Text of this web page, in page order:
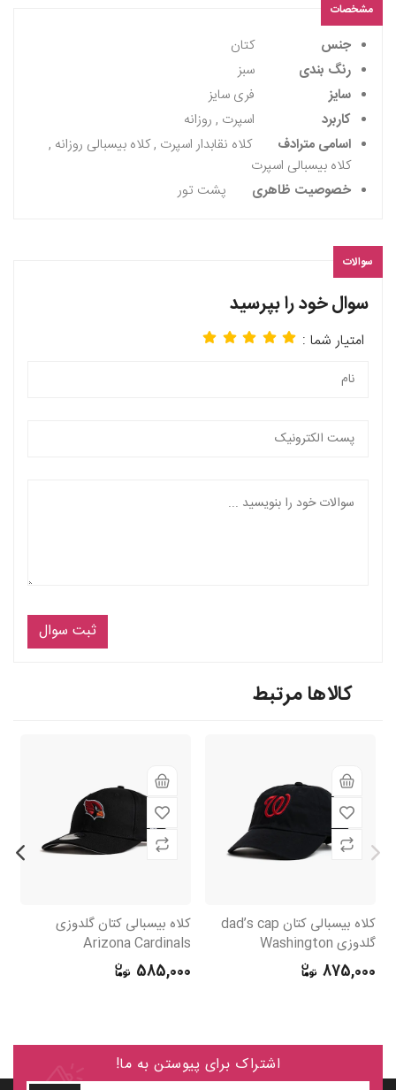
مشخصات
جنس
کتان
رنگ بندی
سبز
سایز
فری سایز
کاربرد
اسپرت , روزانه
اسامی مترادف
کلاه نقابدار اسپرت , کلاه بیسبالی روزانه ,
کلاه بیسبالی اسپرت
خصوصیت ظاهری
پشت تور
سوالات
سوال خود را بپرسید
امتیار شما :
ثبت سوال
کالاها مرتبط
کلاه بیسبالی کتان dad’s cap
گلدوزی Washington
Nationals
875,000
کلاه بیسبالی کتان گلدوزی
Arizona Cardinals
585,000
اشتراک برای پیوستن به ما!